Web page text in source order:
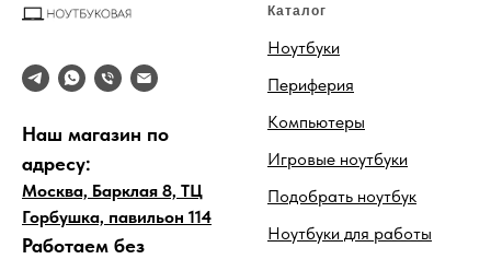
Наш магазин по
адресу:
Москва, Барклая 8, ТЦ
Горбушка, павильон 114
Работаем без
Каталог
Ноутбуки
Периферия
Компьютеры
Игровые ноутбуки
Подобрать ноутбук
Ноутбуки для работы